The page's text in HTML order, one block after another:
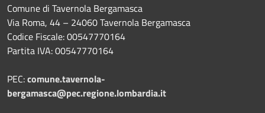
Comune di Tavernola Bergamasca
Via Roma, 44 – 24060 Tavernola Bergamasca
Codice Fiscale: 00547770164
Partita IVA: 00547770164
PEC:comune.tavernola-
bergamasca@pec.regione.lombardia.it